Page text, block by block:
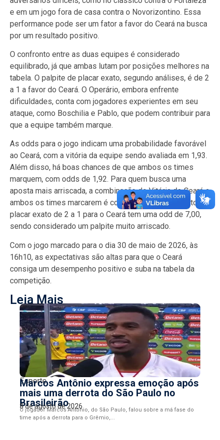
e em um jogo fora de casa contra o Novorizontino. Essa
performance pode ser um fator a favor do Ceará na busca
por um resultado positivo.
O confronto entre as duas equipes é considerado
equilibrado, já que ambas lutam por posições melhores na
tabela. O palpite de placar exato, segundo análises, é de 2
a 1 a favor do Ceará. O Operário, embora enfrente
dificuldades, conta com jogadores experientes em seu
ataque, como Boschilia e Pablo, que podem contribuir para
que a equipe também marque.
As odds para o jogo indicam uma probabilidade favorável
ao Ceará, com a vitória da equipe sendo avaliada em 1,93.
Além disso, há boas chances de que ambos os times
marquem, com odds de 1,92. Para quem busca uma
aposta mais arriscada, a combinação de Vitória do Ceará e
ambos os times marcarem é cotada em 4,00, enquanto o
placar exato de 2 a 1 para o Ceará tem uma odd de 7,00,
sendo considerado um palpite muito arriscado.
Com o jogo marcado para o dia 30 de maio de 2026, às
16h10, as expectativas são altas para que o Ceará
consiga um desempenho positivo e suba na tabela da
competição.
Leia Mais
Esporte
Marcos Antônio expressa emoção após
mais uma derrota do São Paulo no
Brasileirão
8 de agosto de 2026
O jogador Marcos Antônio, do São Paulo, falou sobre a má fase do
time após a derrota para o Grêmio,...